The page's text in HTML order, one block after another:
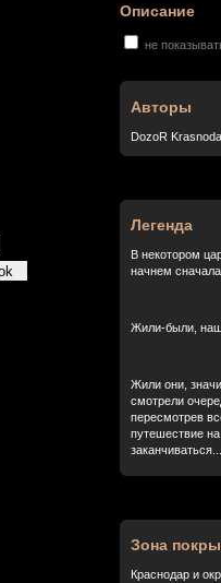
Описание
не
Авторы
DozoR
Легенда
В некотором
начнем
Жили-были,
Жили они,
смотрели
пересмотрев
путешествие
Зона
Краснодар и